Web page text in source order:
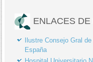
ENLACES DE
Ilustre Consejo Gral
España